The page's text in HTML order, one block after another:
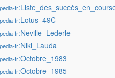
fr
fr:Lotus_49C
fr:Neville_Lederle
fr:Niki_Lauda
fr:Octobre_1983
fr:Octobre_1985